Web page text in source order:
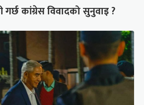
कांग्रेस विवादको सुनुवाइ ?